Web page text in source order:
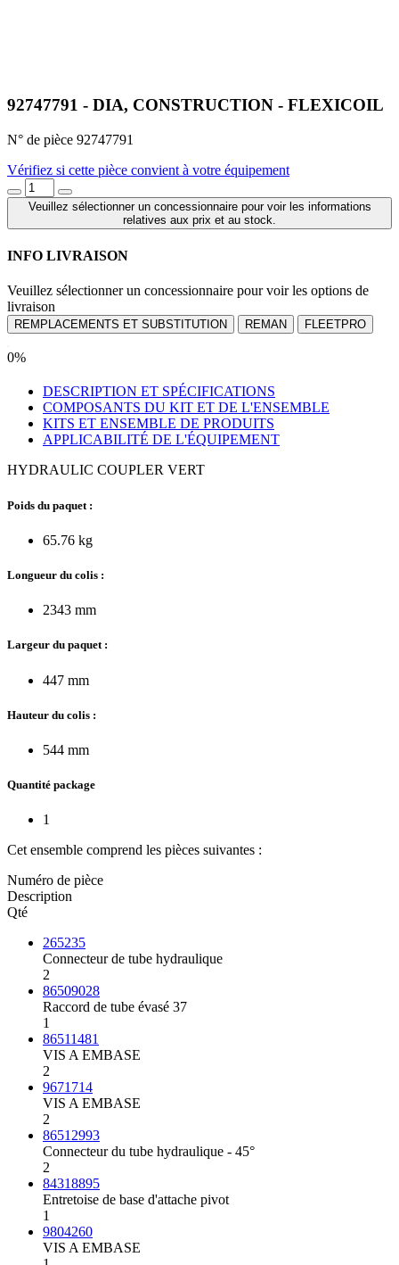
92747791 - DIA, CONSTRUCTION - FLEXICOIL
N° de pièce 92747791
Vérifiez si cette pièce convient à votre équipement
Veuillez sélectionner un concessionnaire pour voir les informations
relatives aux prix et au stock.
INFO LIVRAISON
Veuillez sélectionner un concessionnaire pour voir les options de
livraison
REMPLACEMENTS ET SUBSTITUTION REMAN FLEETPRO
0%
DESCRIPTION ET SPÉCIFICATIONS
COMPOSANTS DU KIT ET DE L'ENSEMBLE
KITS ET ENSEMBLE DE PRODUITS
APPLICABILITÉ DE L'ÉQUIPEMENT
HYDRAULIC COUPLER VERT
Poids du paquet :
65.76 kg
Longueur du colis :
2343 mm
Largeur du paquet :
447 mm
Hauteur du colis :
544 mm
Quantité package
1
Cet ensemble comprend les pièces suivantes :
Numéro de pièce
Description
Qté
265235
Connecteur de tube hydraulique
2
86509028
Raccord de tube évasé 37
1
86511481
VIS A EMBASE
2
9671714
VIS A EMBASE
2
86512993
Connecteur du tube hydraulique - 45°
2
84318895
Entretoise de base d'attache pivot
1
9804260
VIS A EMBASE